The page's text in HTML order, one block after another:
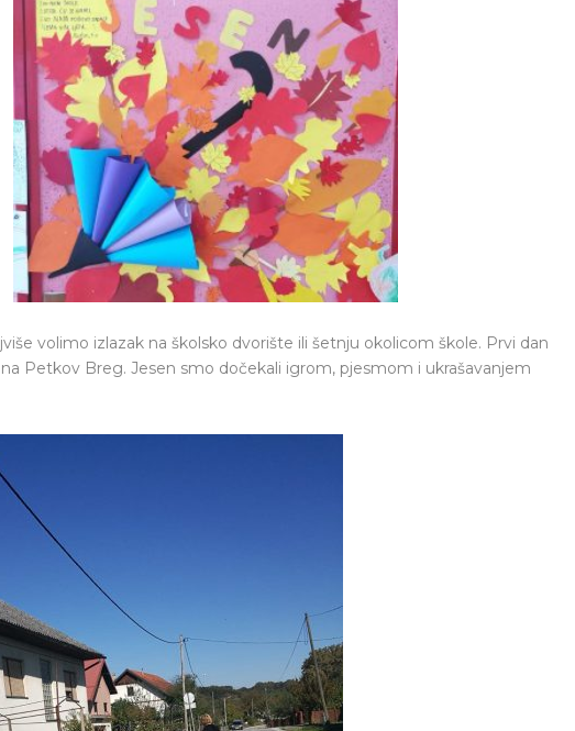
volimo izlazak na školsko dvorište ili šetnju okolicom škole. Prvi dan
na Petkov Breg. Jesen smo dočekali igrom, pjesmom i ukrašavanjem